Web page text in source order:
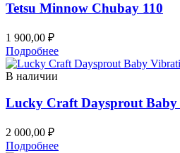
Tetsu Minnow Chubay 110
1 900,00 ₽
Подробнее
В наличии
Lucky Craft Daysprout Baby
2 000,00 ₽
Подробнее